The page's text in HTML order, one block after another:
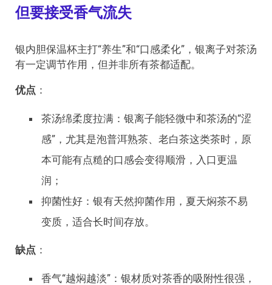
但要接受香气流失
银内胆保温杯主打“养生”和“口感柔化”，银离子对茶汤
有一定调节作用，但并非所有茶都适配。
优点 ：
茶汤绵柔度拉满：银离子能轻微中和茶汤的“涩
感”，尤其是泡普洱熟茶、老白茶这类茶时，原
本可能有点糙的口感会变得顺滑，入口更温
润；
抑菌性好：银有天然抑菌作用，夏天焖茶不易
变质，适合长时间存放。
缺点 ：
香气“越焖越淡”：银材质对茶香的吸附性很强，